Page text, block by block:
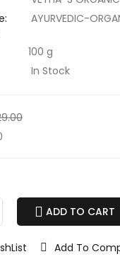
AYURVEDIC-
100 g
In Stock
ADD TO CART
Add To